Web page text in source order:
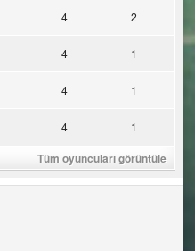
4 2
4 1
4 1
4 1
Tüm oyuncuları görüntüle